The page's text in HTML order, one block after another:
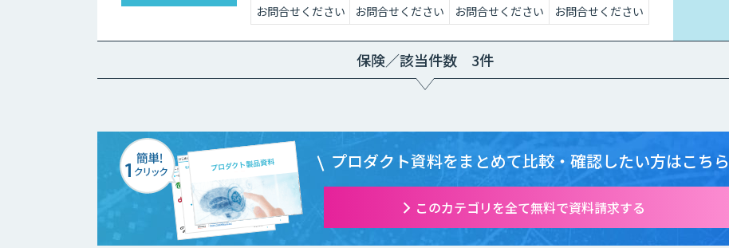
お問合せください お問合せください お問合せください お問合せください
保険／該当件数 3件
プロダクト資料をまとめて比較・確認したい方はこちら
このカテゴリを全て無料で資料請求する